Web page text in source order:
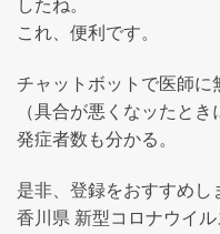
したね。
これ、便利です。
チャットボットで医師に
（具合が悪くなッたとき
発症者数も分かる。
是非、登録をおすすめし
香川県 新型コロナウイ